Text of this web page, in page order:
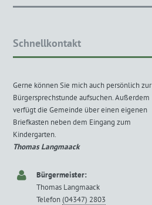
Schnellkontakt
Gerne können Sie mich auch persönlich zur
Bürgersprechstunde aufsuchen. Außerdem
verfügt die Gemeinde über einen eigenen
Briefkasten neben dem Eingang zum
Kindergarten.
Thomas Langmaack
Bürgermeister:
Thomas Langmaack
Telefon(04347) 2803